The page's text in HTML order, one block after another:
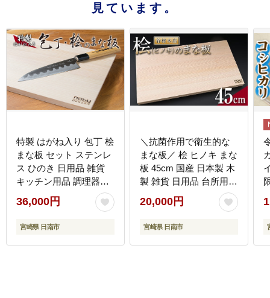
見ています。
特製 はがね入り 包丁 桧
まな板 セット ステンレ
ス ひのき 日用品 雑貨
キッチン用品 調理器具
台所用品 キッチンアイ
テム 料理道具 日本製 国
産 鍛冶屋 手作り ハンド
新生活 カッティングボ
36,000円
宮崎県 日南市
＼抗菌作用で衛生的な
まな板／ 桧 ヒノキ まな
板 45cm 国産 日本製 木
製 雑貨 日用品 台所用品
キッチン 調理器具 衛生
的 またいた 新生活 ギフ
ト カッティングボード
ント 贈り物 おすすめ 使
20,000円
宮崎県 日南市